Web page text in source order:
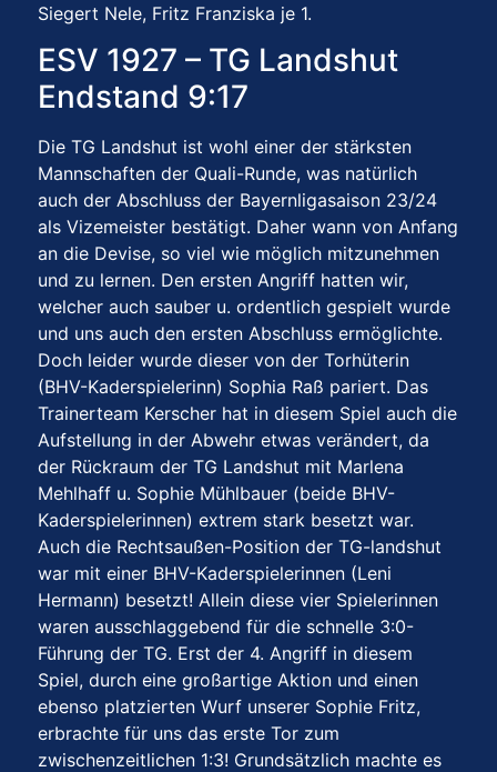
Siegert Nele, Fritz Franziska je 1.
ESV 1927 – TG Landshut
Endstand 9:17
Die TG Landshut ist wohl einer der stärksten
Mannschaften der Quali-Runde, was natürlich
auch der Abschluss der Bayernligasaison 23/24
als Vizemeister bestätigt. Daher wann von Anfang
an die Devise, so viel wie möglich mitzunehmen
und zu lernen. Den ersten Angriff hatten wir,
welcher auch sauber u. ordentlich gespielt wurde
und uns auch den ersten Abschluss ermöglichte.
Doch leider wurde dieser von der Torhüterin
(BHV-Kaderspielerinn) Sophia Raß pariert. Das
Trainerteam Kerscher hat in diesem Spiel auch die
Aufstellung in der Abwehr etwas verändert, da
der Rückraum der TG Landshut mit Marlena
Mehlhaff u. Sophie Mühlbauer (beide BHV-
Kaderspielerinnen) extrem stark besetzt war.
Auch die Rechtsaußen-Position der TG-landshut
war mit einer BHV-Kaderspielerinnen (Leni
Hermann) besetzt! Allein diese vier Spielerinnen
waren ausschlaggebend für die schnelle 3:0-
Führung der TG. Erst der 4. Angriff in diesem
Spiel, durch eine großartige Aktion und einen
ebenso platzierten Wurf unserer Sophie Fritz,
erbrachte für uns das erste Tor zum
zwischenzeitlichen 1:3! Grundsätzlich machte es